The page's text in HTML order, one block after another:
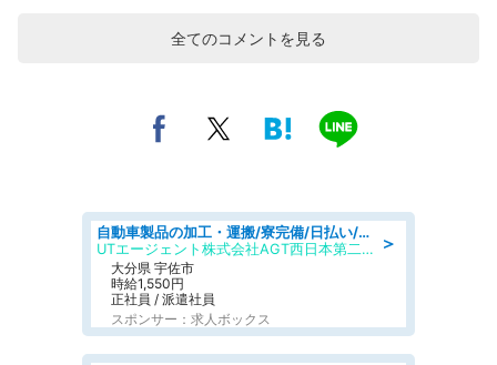
全てのコメントを見る
＞
自動車製品の加工・運搬/寮完備/日払い/工場・製造
UTエージェント株式会社AGT西日本第二CU
大分県 宇佐市
時給1,550円
正社員 / 派遣社員
スポンサー：求人ボックス